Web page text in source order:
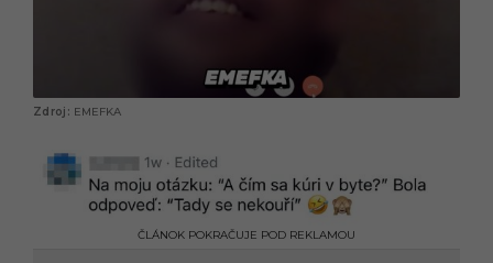
EMEFKA
ČLÁNOK POKRAČUJE POD REKLAMOU